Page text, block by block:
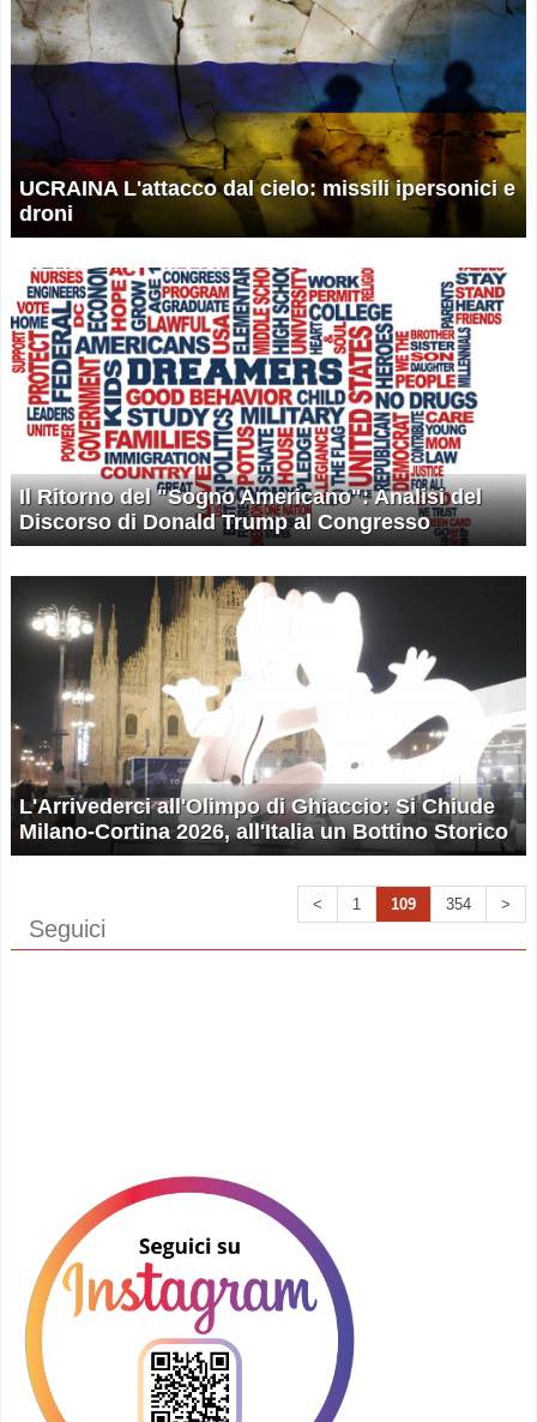
UCRAINA L'attacco dal cielo: missili ipersonici e
droni
Il Ritorno del "Sogno Americano": Analisi del
Discorso di Donald Trump al Congresso
L'Arrivederci all'Olimpo di Ghiaccio: Si Chiude
Milano-Cortina 2026, all'Italia un Bottino Storico
< 1 109 354 >
Seguici